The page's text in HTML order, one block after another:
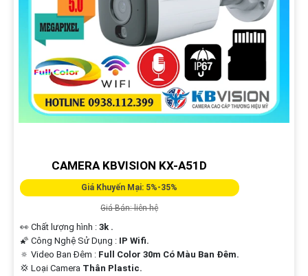
CAMERA KBVISION KX-A51D
Giá Khuyến Mại: 5%-35%
Giá Bán: liên hệ
️
👀 Chất lượng hình : 3k .
🌠 Công Nghệ Sử Dụng : IP Wifi.
🔅 Video Ban Đêm : Full Color 30m Có Màu Ban Ðêm.
💢 Loại Camera Thân Plastic.